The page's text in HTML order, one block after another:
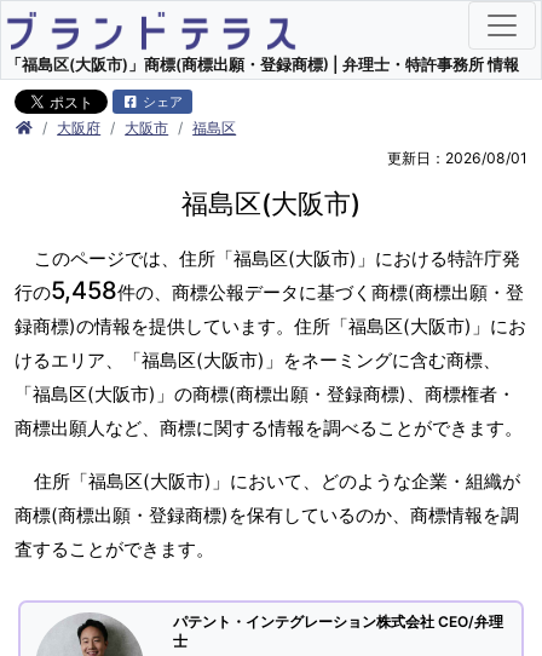
「福島区(大阪市)」商標(商標出願・登録商標) | 弁理士・特許事務所 情報
シェア
大阪府 大阪市
福島区
更新日：2026/08/01
福島区(大阪市)
このページでは、住所「福島区(大阪市)」における特許庁発
行の5,458件の、商標公報データに基づく商標(商標出願・登
録商標)の情報を提供しています。住所「福島区(大阪市)」にお
けるエリア、「福島区(大阪市)」をネーミングに含む商標、
「福島区(大阪市)」の商標(商標出願・登録商標)、商標権者・
商標出願人など、商標に関する情報を調べることができます。
住所「福島区(大阪市)」において、どのような企業・組織が
商標(商標出願・登録商標)を保有しているのか、商標情報を調
査することができます。
パテント・インテグレーション株式会社 CEO/弁理
士